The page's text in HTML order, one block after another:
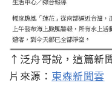
↑泛舟哥說，這篇新
片來源： 東森新聞雲